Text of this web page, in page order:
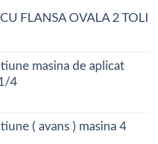
FLANSA OVALA 2 TOLI
masina de aplicat
4
( avans ) masina 4